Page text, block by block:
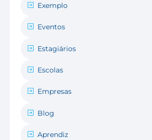
Exemplo
Eventos
Estagiários
Escolas
Empresas
Blog
Aprendiz